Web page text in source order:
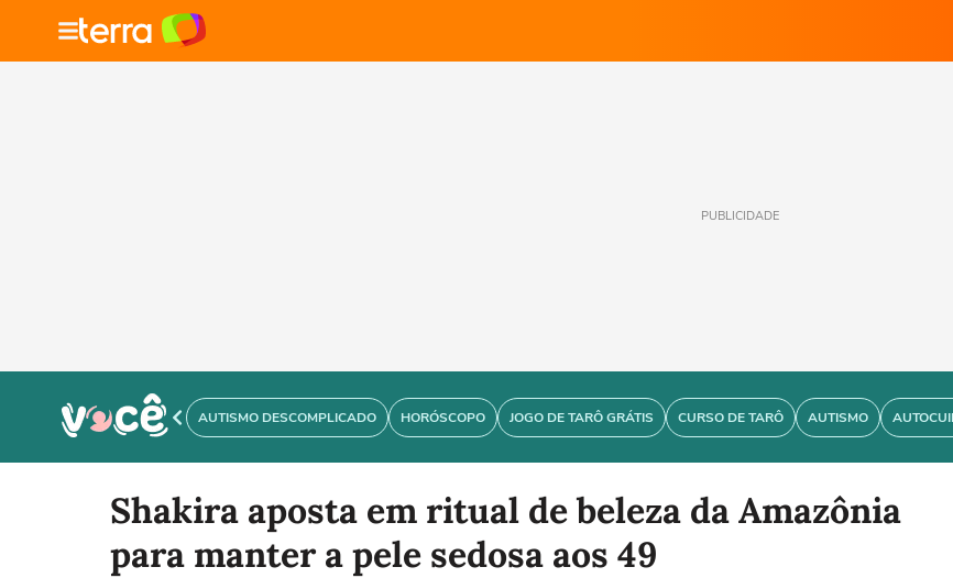
PUBLICIDADE
AUTISMO DESCOMPLICADO HORÓSCOPO JOGO DE TARÔ GRÁTIS CURSO DE TARÔ AUTISMO
Shakira aposta em ritual de beleza da Amazônia
para manter a pele sedosa aos 49